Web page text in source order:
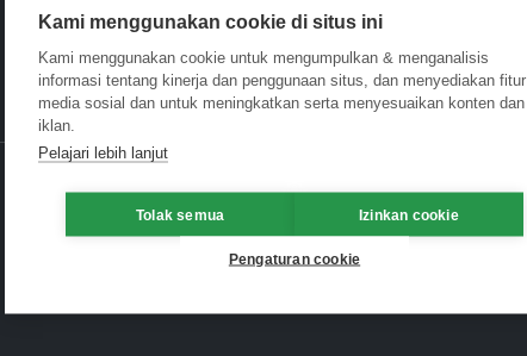
Kami menggunakan cookie di situs ini
Kami menggunakan cookie untuk mengumpulkan & menganalisis
informasi tentang kinerja dan penggunaan situs, dan menyediakan fitur
media sosial dan untuk meningkatkan serta menyesuaikan konten dan
iklan.
Pelajari lebih lanjut
Tolak semua Izinkan cookie
Pengaturan cookie